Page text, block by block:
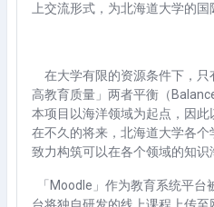
上交流形式，为北海道大学的国
在大学有限的资源条件下，只
高教育质量」两者平衡（
本项目以海洋领域为起点，因此
在不久的将来，北海道大学各
致力构筑可以在各个领域的知识
「Moodle」作为教育系统平台